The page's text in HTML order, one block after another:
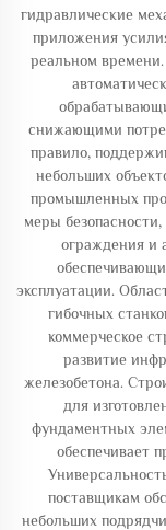
гидравлические
приложения
реальном
снижающими
правило,
небольших
промышленных
меры
ограждения и
эксплуатации.
гибочных
коммерческое
развитие
железобетона.
для
фундаментных
обеспечивает
поставщикам
небольших